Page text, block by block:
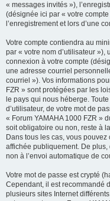
« messages invités »),
(désignée ici par « votre
l’enregistrement et lors d’une
Votre compte contiendra au
par « votre nom d’utilisateur
connexion à votre compte
une adresse courriel
courriel »). Vos informations
FZR » sont protégées par les
le pays qui nous héberge.
d’utilisateur, de votre mot de
« Forum YAMAHA 1000 FZR »
soit obligatoire ou non, reste à
Dans tous les cas, vous
affichée publiquement. De
non à l’envoi automatique de
Votre mot de passe est crypté
Cependant, il est recommandé
plusieurs sites Internet